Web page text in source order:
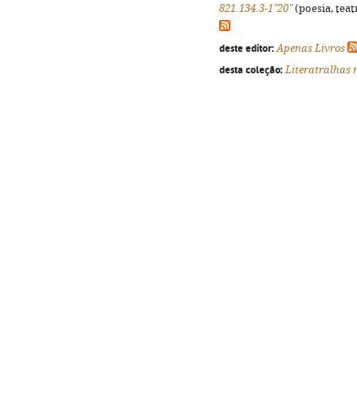
821.134.3-1"20"(poesia,
deste editor: Apenas Livros
desta coleção: Literatralhas